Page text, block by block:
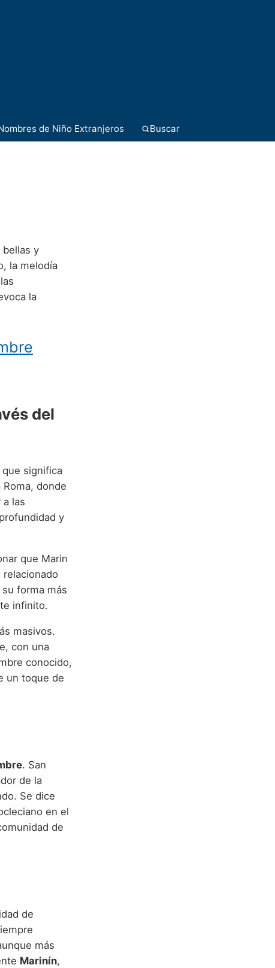
de Niño Extranjeros Buscar
bellas y
la melodía
la
del
que significa
donde
las
y
que Marin
forma más
infinito.
masivos.
con una
conocido,
un toque de
. San
de la
Se dice
en el
de
de
más
Marinín,